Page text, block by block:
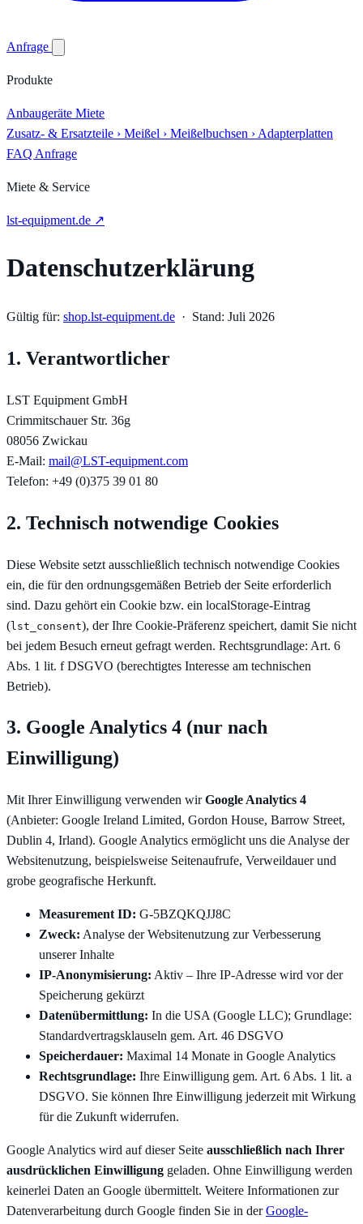
Anfrage
Produkte
Anbaugeräte Miete
Zusatz- & Ersatzteile › Meißel › Meißelbuchsen › Adapterplatten
FAQ Anfrage
Miete & Service
lst-equipment.de ↗
Datenschutzerklärung
Gültig für: shop.lst-equipment.de · Stand: Juli 2026
1. Verantwortlicher
LST Equipment GmbH
Crimmitschauer Str. 36g
08056 Zwickau
E-Mail: mail@LST-equipment.com
Telefon: +49 (0)375 39 01 80
2. Technisch notwendige Cookies
Diese Website setzt ausschließlich technisch notwendige Cookies
ein, die für den ordnungsgemäßen Betrieb der Seite erforderlich
sind. Dazu gehört ein Cookie bzw. ein localStorage-Eintrag
(lst_consent), der Ihre Cookie-Präferenz speichert, damit Sie nicht
bei jedem Besuch erneut gefragt werden. Rechtsgrundlage: Art. 6
Abs. 1 lit. f DSGVO (berechtigtes Interesse am technischen
Betrieb).
3. Google Analytics 4 (nur nach
Einwilligung)
Mit Ihrer Einwilligung verwenden wirGoogle Analytics 4
(Anbieter: Google Ireland Limited, Gordon House, Barrow Street,
Dublin 4, Irland). Google Analytics ermöglicht uns die Analyse der
Websitenutzung, beispielsweise Seitenaufrufe, Verweildauer und
grobe geografische Herkunft.
Measurement ID: G-5BZQKQJJ8C
Zweck: Analyse der Websitenutzung zur Verbesserung
unserer Inhalte
IP-Anonymisierung: Aktiv – Ihre IP-Adresse wird vor der
Speicherung gekürzt
Datenübermittlung: In die USA (Google LLC); Grundlage:
Standardvertragsklauseln gem. Art. 46 DSGVO
Speicherdauer: Maximal 14 Monate in Google Analytics
Rechtsgrundlage: Ihre Einwilligung gem. Art. 6 Abs. 1 lit. a
DSGVO. Sie können Ihre Einwilligung jederzeit mit Wirkung
für die Zukunft widerrufen.
Google Analytics wird auf dieser Seite ausschließlich nach Ihrer
ausdrücklichen Einwilligung geladen. Ohne Einwilligung werden
keinerlei Daten an Google übermittelt. Weitere Informationen zur
Datenverarbeitung durch Google finden Sie in derGoogle-